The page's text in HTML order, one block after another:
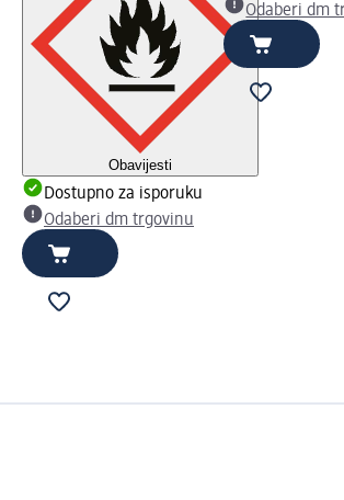
Obavijesti
Dostupno za isporuku
Odaberi dm trgovinu
Odaberi dm